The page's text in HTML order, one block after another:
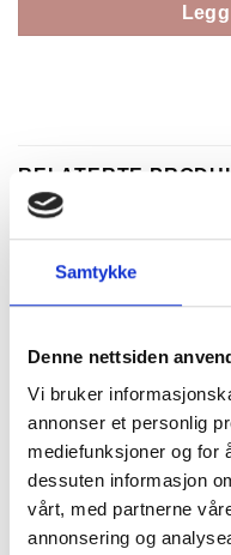
Samtykke
Denne nettsiden
Vi bruker
annonser et personlig
mediefunksjoner og for
dessuten informasjon
vårt, med partnerne
annonsering og
RELATERTE
Mørkeblå Frynser 8cm
kr80,00
Legg i handlekurv